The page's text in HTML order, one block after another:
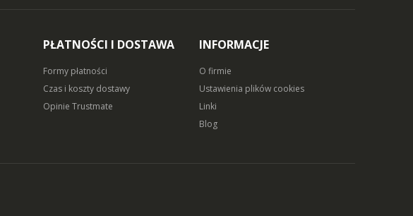
PŁATNOŚCI I DOSTAWA
Formy płatności
Czas i koszty dostawy
Opinie Trustmate
INFORMACJE
O firmie
Ustawienia plików cookies
Linki
Blog